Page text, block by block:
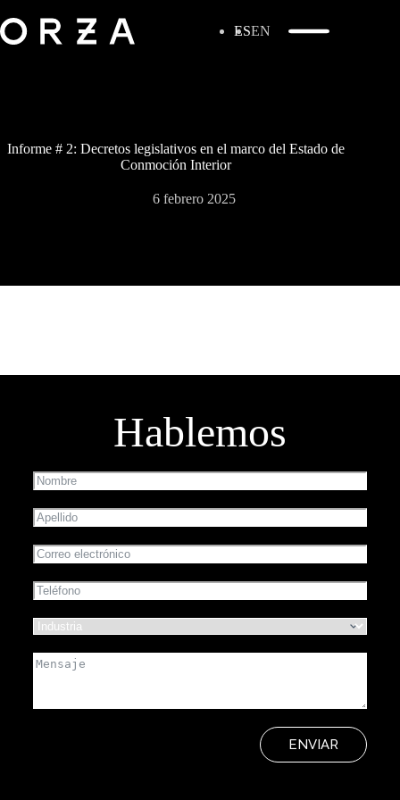
ESEN
Informe # 2: Decretos legislativos en el marco del Estado de
Conmoción Interior
6 febrero 2025
ENVIAR
Hablemos